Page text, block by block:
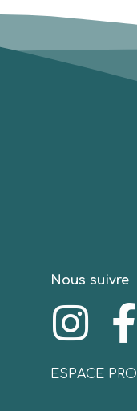
Nous suivre
ESPACE PRO